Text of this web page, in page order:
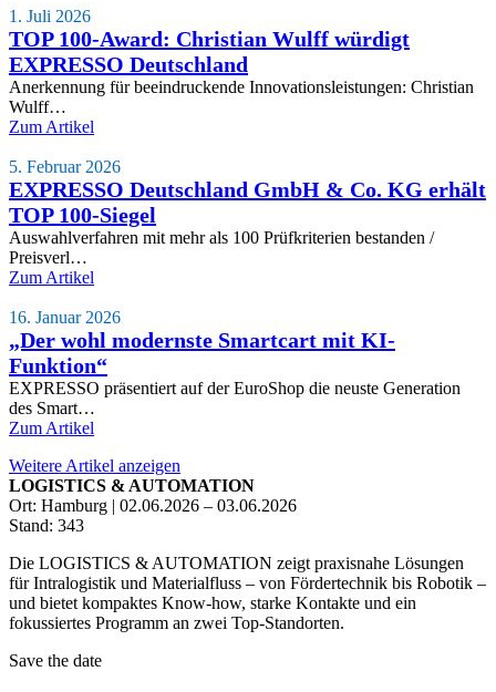
1. Juli 2026
TOP 100-Award: Christian Wulff würdigt
EXPRESSO Deutschland
Anerkennung für beeindruckende Innovationsleistungen: Christian
Wulff…
Zum Artikel
5. Februar 2026
EXPRESSO Deutschland GmbH & Co. KG erhält
TOP 100-Siegel
Auswahlverfahren mit mehr als 100 Prüfkriterien bestanden /
Preisverl…
Zum Artikel
16. Januar 2026
„Der wohl modernste Smartcart mit KI-
Funktion“
EXPRESSO präsentiert auf der EuroShop die neuste Generation
des Smart…
Zum Artikel
Weitere Artikel anzeigen
LOGISTICS & AUTOMATION
Ort: Hamburg | 02.06.2026 – 03.06.2026
Stand: 343
Die LOGISTICS & AUTOMATION zeigt praxisnahe Lösungen
für Intralogistik und Materialfluss – von Fördertechnik bis Robotik –
und bietet kompaktes Know-how, starke Kontakte und ein
fokussiertes Programm an zwei Top-Standorten.
Save the date